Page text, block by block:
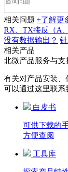
相关问题 +了解更
RX、TX接反（A
没有数据输出？
相关产品
北微产品服务与支
有关对产品安装、
可以通过这里联系
白皮书
可供下载的
方便查阅
工具库